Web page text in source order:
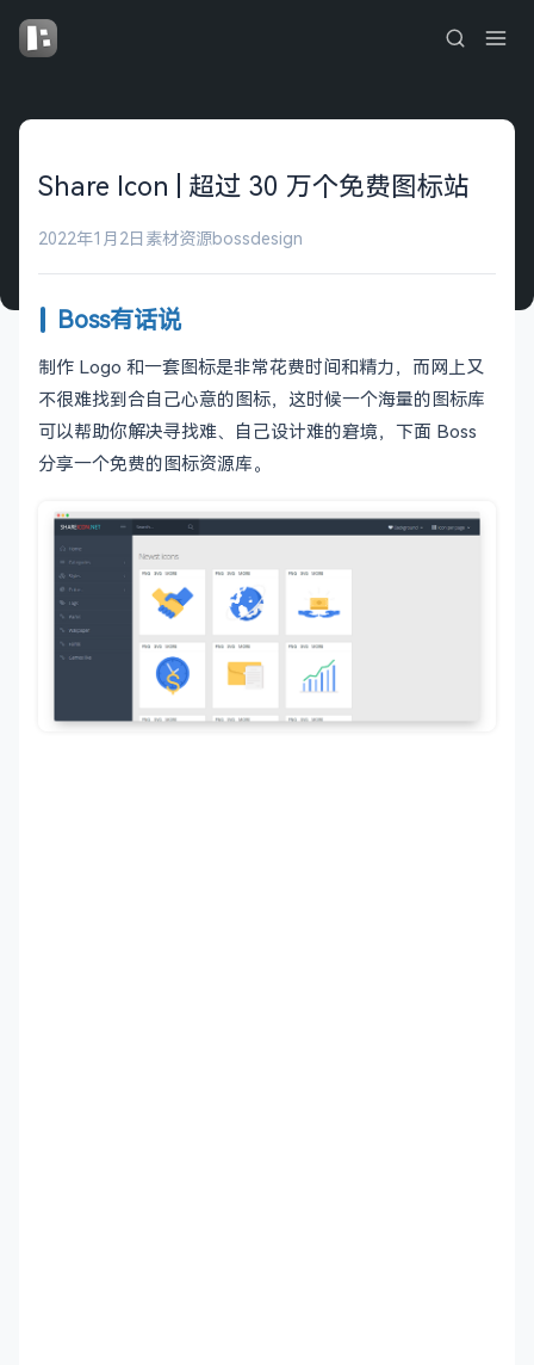
Share Icon | 超过 30 万个免费图标站
2022年1月2日 素材资源bossdesign
Boss有话说
制作 Logo 和一套图标是非常花费时间和精力，而网上又
不很难找到合自己心意的图标，这时候一个海量的图标库
可以帮助你解决寻找难、自己设计难的窘境，下面 Boss
分享一个免费的图标资源库。